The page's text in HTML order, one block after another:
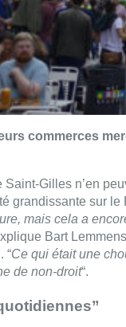
commerces
Saint-Gilles n’en
grandissante sur le
mais cela a
Bart
“Ce qui était une
de non-droit“.